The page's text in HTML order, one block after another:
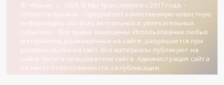
© «Крым» → 2026 © Мы транслируем с 2017 года. -
«Новости Крыма» – предлагает качественную новостную
информацию обо всех актуальных и увлекательных
событиях... Все права защищены. Использование любых
материалов, размещённых на сайте, разрешается при
условии ссылки на сайт. Все материалы публикуют на
сайте гости и пользователи сайта. Администрация сайта
не несет ответственности за публикации.